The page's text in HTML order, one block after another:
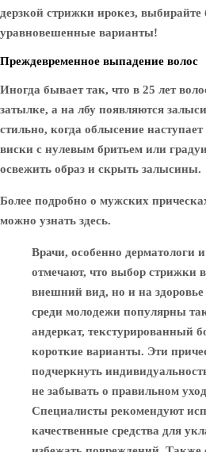
дерзкой стрижки ирокез,
уравновешенные варианты!
Преждевременное выпадение волос
Иногда бывает так, что в 25 лет
затылке, а на лбу появляются
стильно, когда облысение
виски с нулевым бритьем или
освежить образ и скрыть залысины.
Более подробно о мужских
можно узнать здесь.
Врачи, особенно дерматологи
отмечают, что выбор стрижки
внешний вид, но и на здоровье
среди молодежи популярны
андеркат, текстурированный
короткие варианты. Эти
подчеркнуть
не забывать о правильном
Специалисты рекомендуют
качественные средства для